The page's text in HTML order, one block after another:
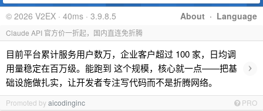
About · Language
© 2026 V2EX · 40ms · 3.9.8.5
Claude API 官方价一折起，国内直连免折腾
目前平台累计服务用户数万，企业客户超过 100 家，日均调
用量稳定在百万级。能跑到 这个规模，核心就一点——把基
础设施做扎实，让开发者专注写代码而不是折腾网络。
›
Promoted byaicodinginc PRO